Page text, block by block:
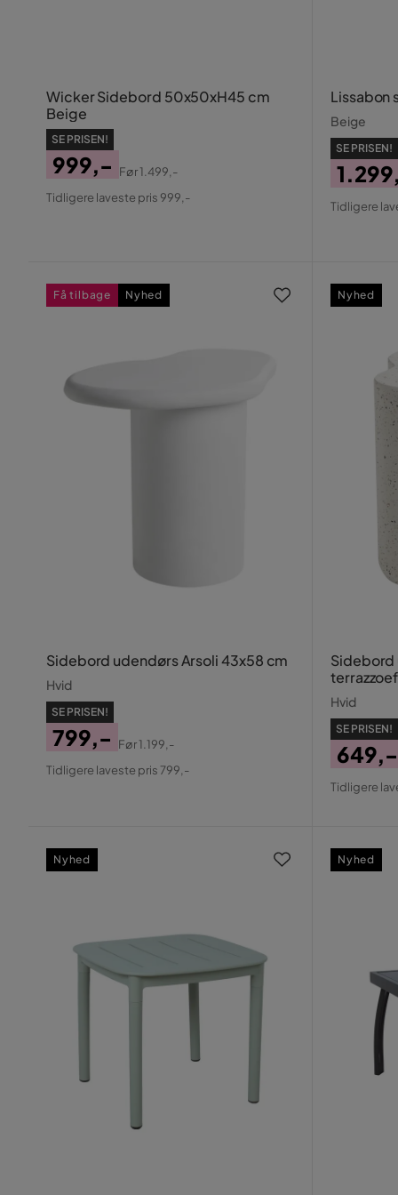
Wicker Sidebord 50x50xH45 cm
Beige
SE PRISEN!
Pris
999,-
Original
Før1.499,-
Tidligere laveste pris 999,-
Lissabon
Beige
SE PRISEN!
Pris
Tidligere
Sidebord udendørs Arsoli 43x58 cm
Hvid
SE PRISEN!
Pris
799,-
Original
Før1.199,-
Tidligere laveste pris 799,-
Få tilbage Nyhed
Sidebord
Hvid
SE PRISEN!
Pris
649,-
Tidligere
Nyhed
Nyhed Nyhed